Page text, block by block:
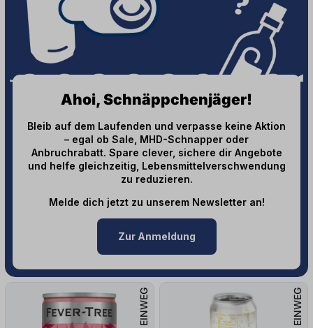
Ahoi, Schnäppchenjäger!
Bleib auf dem Laufenden und verpasse keine Aktion
– egal ob Sale, MHD-Schnapper oder
Anbruchrabatt. Spare clever, sichere dir Angebote
und helfe gleichzeitig, Lebensmittelverschwendung
zu reduzieren.
Melde dich jetzt zu unserem Newsletter an!
Zur Anmeldung
EINWEG EINWEG